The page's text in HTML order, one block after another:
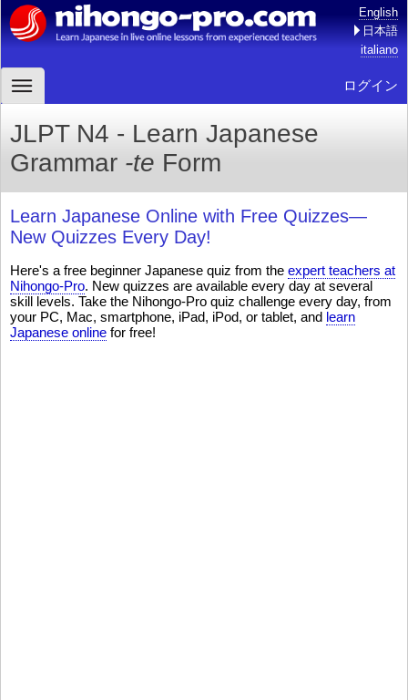
English
日本語
italiano
ログイン
JLPT N4 - Learn Japanese
Grammar -te Form
Learn Japanese Online with Free Quizzes—
New Quizzes Every Day!
Here's a free beginner Japanese quiz from the expert teachers at
Nihongo-Pro. New quizzes are available every day at several
skill levels. Take the Nihongo-Pro quiz challenge every day, from
your PC, Mac, smartphone, iPad, iPod, or tablet, and learn
Japanese online for free!